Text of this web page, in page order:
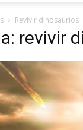
Revivir dinosaurios
revivir